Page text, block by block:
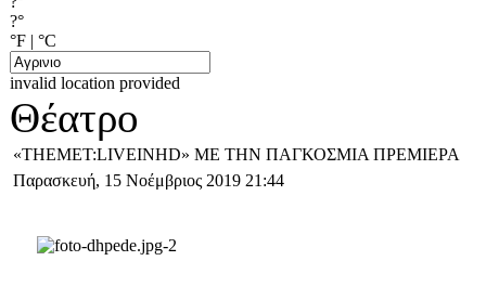
?°
°F | °C
invalid location provided
Θέατρο
«THEMET:LIVEINHD» ΜΕ ΤΗΝ ΠΑΓΚΟΣΜΙΑ ΠΡΕΜΙΕΡΑ
Παρασκευή, 15 Νοέμβριος 2019 21:44